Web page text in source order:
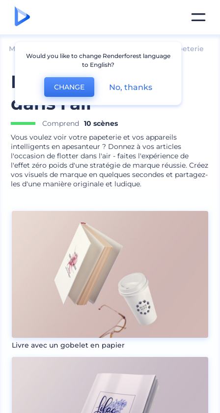
Mockups Maquette de papeterie
Pack de marque
dans l'air
Comprend
10 scènes
Vous voulez voir votre papeterie et vos appareils
intelligents en apesanteur ? Donnez à vos articles
l'occasion de flotter dans l'air - faites l'expérience de
l'effet zéro poids d'une stratégie de marque réussie. Créez
vos visuels de marque en quelques secondes et partagez-
les d'une manière originale et ludique.
Livre avec un gobelet en papier
Would you like to change Renderforest language
to English?
CHANGE No, thanks